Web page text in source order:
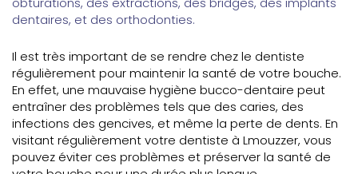
dentaires, et des orthodonties.
Il est très important de se rendre chez le dentiste
régulièrement pour maintenir la santé de votre bouche.
En effet, une mauvaise hygiène bucco-dentaire peut
entraîner des problèmes tels que des caries, des
infections des gencives, et même la perte de dents. En
visitant régulièrement votre dentiste à Lmouzzer, vous
pouvez éviter ces problèmes et préserver la santé de